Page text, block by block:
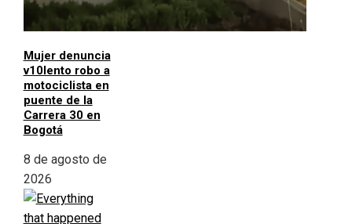
Mujer denuncia
v10lento robo a
motociclista en
puente de la
Carrera 30 en
Bogotá
8 de agosto de
2026